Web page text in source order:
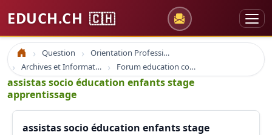
EDUCH.CH 🇨🇭
Accueil Question
Orientation Professionnelle
Archives et Informations Educh.ch
Forum education coaching formation emploi
assistas socio éducation enfants stage
apprentissage
assistas socio éducation enfants stage